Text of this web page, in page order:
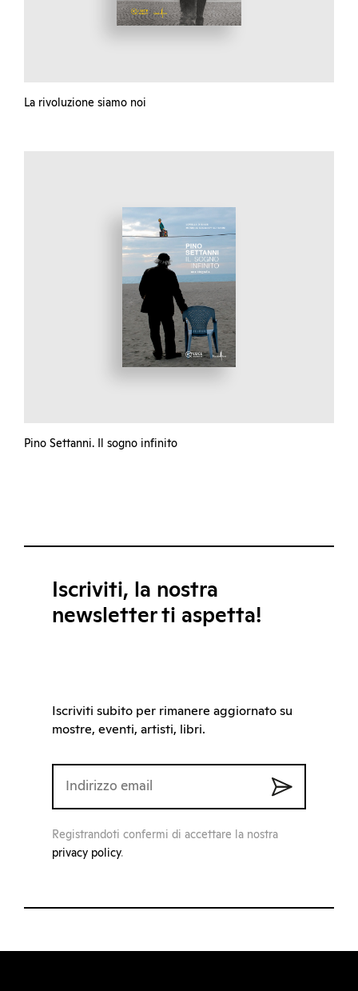
La rivoluzione siamo noi
Pino Settanni. Il sogno infinito
Iscriviti, la nostra
newsletter ti aspetta!
Iscriviti subito per rimanere aggiornato su
mostre, eventi, artisti, libri.
Registrandoti confermi di accettare la nostra
privacy policy.